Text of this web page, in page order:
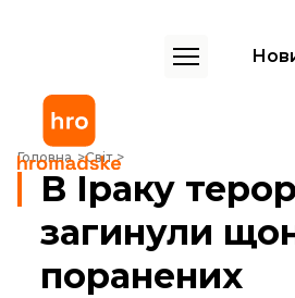
Головна Світ
В Іраку терорист підірвав себе на
В Іраку
загинули
поранених